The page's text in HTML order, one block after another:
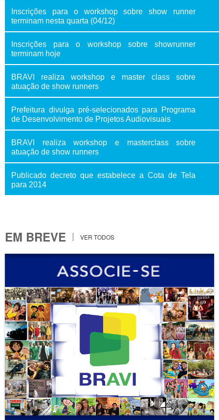
Inscrições para o workshop sobre show runner
terminam nesta quarta (04/12)
Inscrições para o workshop sobre showrunner
terminam hoje
BRAVI realiza workshop e master class sobre
atuação de show runners
Prefeitura divulga pré-selecionados para Programa
de Desenvolvimento de Projetos Audiovisuais
BRAVI realiza workshop e masterclass sobre
atuação de show runners
Publicado decreto que estabelece a Cota de Tela
para 2014
EM BREVE VER TODOS